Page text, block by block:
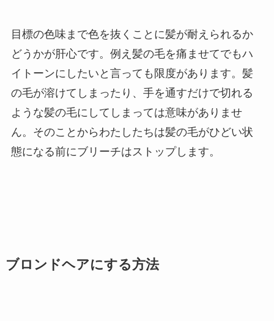
目標の色味まで色を抜くことに髪が耐えられるか
どうかが肝心です。例え髪の毛を痛ませてでもハ
イトーンにしたいと言っても限度があります。髪
の毛が溶けてしまったり、手を通すだけで切れる
ような髪の毛にしてしまっては意味がありませ
ん。そのことからわたしたちは髪の毛がひどい状
態になる前にブリーチはストップします。
ブロンドヘアにする方法